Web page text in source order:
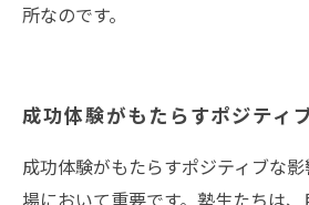
所なのです。
成功体験がもたらすポジティ
成功体験がもたらすポジティブな
場において重要です。塾生たちは